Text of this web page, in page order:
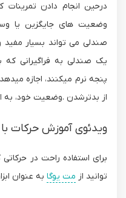
درحین انجام دادن تمرینات
وضعیت های جایگزین یا
صندلی می تواند بسیار مفید
یک صندلی به فراگیرانی
پنجه نرم میکنند، اجازه
از بدترشدن .وضعیت خود، به
ویدئوی آموزش حرکات
برای استفاده راحت در
توانید از مت یوگا به عنوان